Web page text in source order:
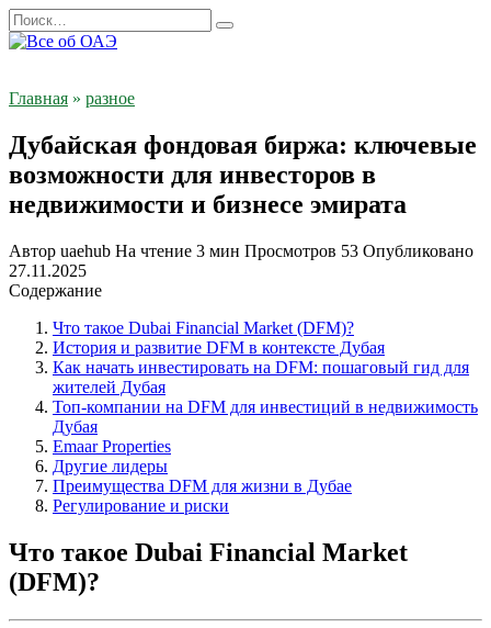
Перейти
к
Search
for:
Главная » разное
Дубайская фондовая биржа: ключевые
возможности для инвесторов в
недвижимости и бизнесе эмирата
Автор uaehub На чтение 3 мин Просмотров 53 Опубликовано
27.11.2025
Содержание
Что такое Dubai Financial Market (DFM)?
История и развитие DFM в контексте Дубая
Как начать инвестировать на DFM: пошаговый гид для
жителей Дубая
Топ-компании на DFM для инвестиций в недвижимость
Дубая
Emaar Properties
Другие лидеры
Преимущества DFM для жизни в Дубае
Регулирование и риски
Что такое Dubai Financial Market
(DFM)?